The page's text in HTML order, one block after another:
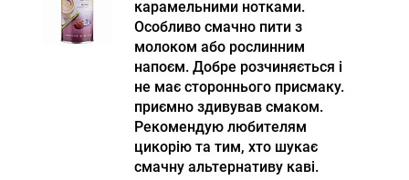
карамельними нотками.
Особливо смачно пити з
молоком або рослинним
напоєм. Добре розчиняється і
не має стороннього присмаку.
приємно здивував смаком.
Рекомендую любителям
цикорію та тим, хто шукає
смачну альтернативу каві.